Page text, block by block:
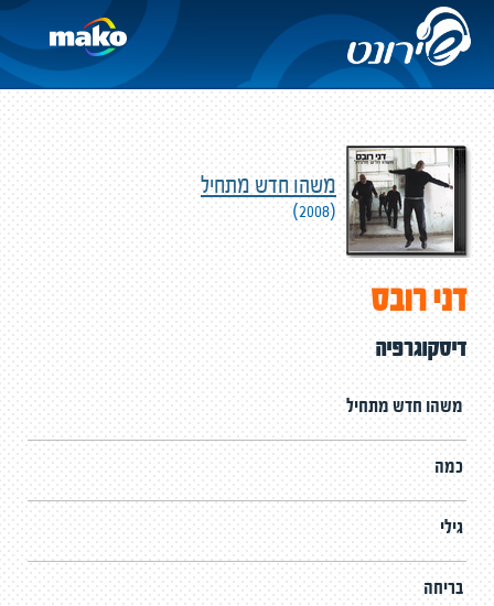
משהו חדש מתחיל
(2008)
דני רובס
דיסקוגרפיה
משהו חדש מתחיל
כמה
גילי
בריחה